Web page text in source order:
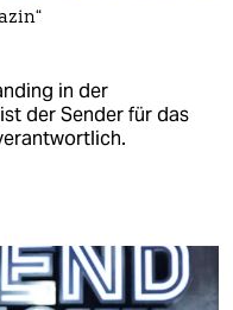
in der
der Sender für das